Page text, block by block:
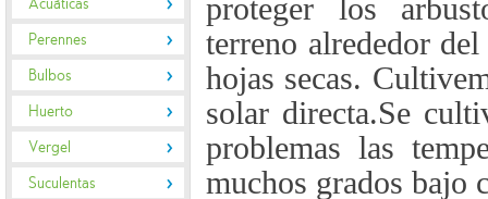
Perennes
Bulbos
Huerto
Vergel
Suculentas
proteger los
terreno alrededor
hojas secas.
solar directa.Se
problemas las
muchos grados bajo